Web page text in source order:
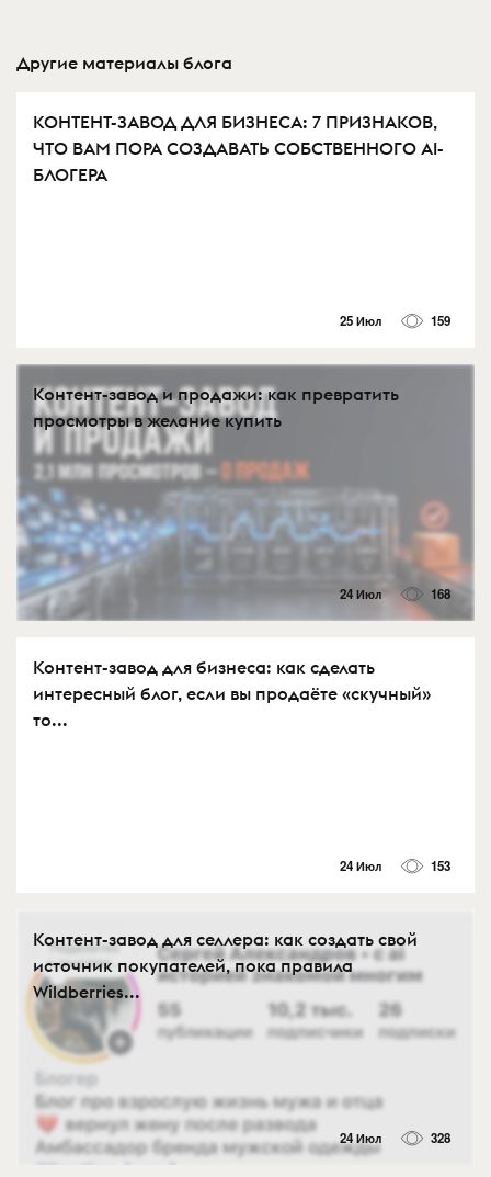
Другие материалы блога
КОНТЕНТ-ЗАВОД ДЛЯ БИЗНЕСА: 7 ПРИЗНАКОВ,
ЧТО ВАМ ПОРА СОЗДАВАТЬ СОБСТВЕННОГО AI-
БЛОГЕРА
25 Июл 159
Контент-завод и продажи: как превратить
просмотры в желание купить
24 Июл 168
Контент-завод для бизнеса: как сделать
интересный блог, если вы продаёте «скучный»
то...
24 Июл 153
Контент-завод для селлера: как создать свой
источник покупателей, пока правила
Wildberries...
24 Июл 328